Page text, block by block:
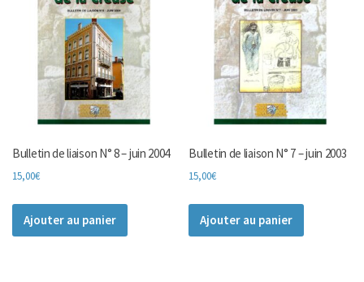
Bulletin de liaison N° 8 – juin 2004
15,00€
Ajouter au panier
Bulletin de liaison N° 7 – juin 2003
15,00€
Ajouter au panier